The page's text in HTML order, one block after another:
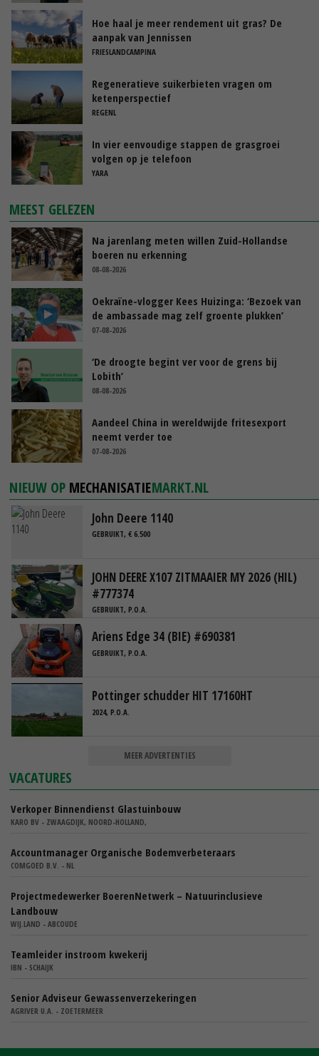
Hoe haal je meer rendement uit gras? De
aanpak van Jennissen
FRIESLANDCAMPINA
Regeneratieve suikerbieten vragen om
ketenperspectief
REGENL
In vier eenvoudige stappen de grasgroei
volgen op je telefoon
YARA
MEEST GELEZEN
Na jarenlang meten willen Zuid-Hollandse
boeren nu erkenning
08-08-2026
Oekraïne-vlogger Kees Huizinga: ‘Bezoek van
de ambassade mag zelf groente plukken’
07-08-2026
‘De droogte begint ver voor de grens bij
Lobith’
08-08-2026
Aandeel China in wereldwijde fritesexport
neemt verder toe
07-08-2026
NIEUW OP MECHANISATIEMARKT.NL
John Deere 1140
GEBRUIKT, € 6.500
JOHN DEERE X107 ZITMAAIER MY 2026 (HIL)
#777374
GEBRUIKT, P.O.A.
Ariens Edge 34 (BIE) #690381
GEBRUIKT, P.O.A.
Pottinger schudder HIT 17160HT
2024, P.O.A.
MEER ADVERTENTIES
VACATURES
Verkoper Binnendienst Glastuinbouw
KARO BV - ZWAAGDIJK, NOORD-HOLLAND,
Accountmanager Organische Bodemverbeteraars
COMGOED B.V. - NL
Projectmedewerker BoerenNetwerk – Natuurinclusieve
Landbouw
WIJ.LAND - ABCOUDE
Teamleider instroom kwekerij
IBN - SCHAIJK
Senior Adviseur Gewassenverzekeringen
AGRIVER U.A. - ZOETERMEER